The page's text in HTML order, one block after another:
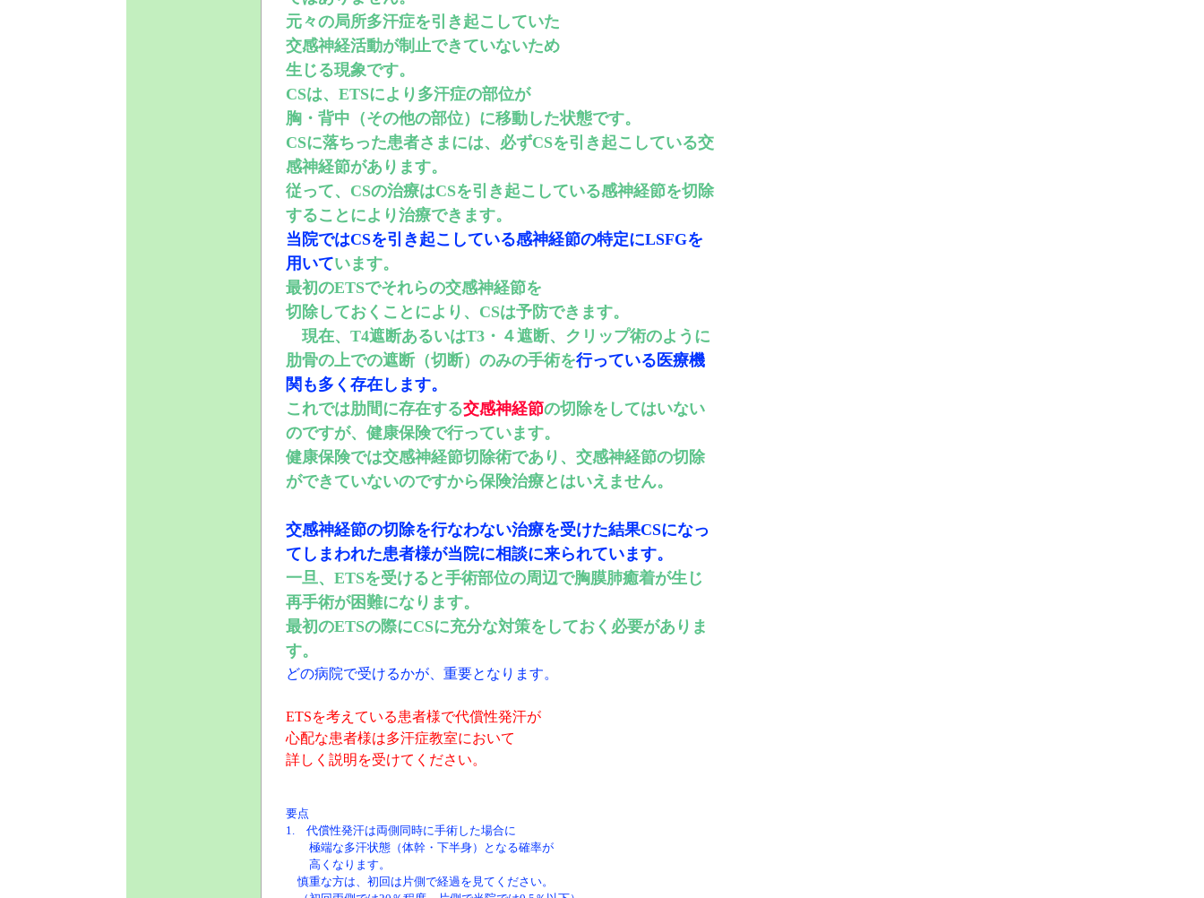
元々の局所多汗症を引き起こしていた
交感神経活動が制止できていないため
生じる現象です。
CSは、ETSにより多汗症の部位が
胸・背中（その他の部位）に移動した状態です。
CSに落ちった患者さまには、必ずCSを引き起こしている交
感神経節があります。
従って、CSの治療はCSを引き起こしている感神経節を切除
することにより治療できます。
当院ではCSを引き起こしている感神経節の特定にLSFGを
用いています。
最初のETSでそれらの交感神経節を
切除しておくことにより、CSは予防できます。
現在、T4遮断あるいはT3・４遮断、クリップ術のように
肋骨の上での遮断（切断）のみの手術を行っている医療機
関も多く存在します。
これでは肋間に存在する交感神経節の切除をしてはいない
のですが、健康保険で行っています。
健康保険では交感神経節切除術であり、交感神経節の切除
ができていないのですから保険治療とはいえません。
交感神経節の切除を行なわない治療を受けた結果CSになっ
てしまわれた患者様が当院に相談に来られています。
一旦、ETSを受けると手術部位の周辺で胸膜肺癒着が生じ
再手術が困難になります。
最初のETSの際にCSに充分な対策をしておく必要がありま
す。
どの病院で受けるかが、重要となります。
ETSを考えている患者様で代償性発汗が
心配な患者様は多汗症教室において
詳しく説明を受けてください。
要点
1. 代償性発汗は両側同時に手術した場合に
極端な多汗状態（体幹・下半身）となる確率が
高くなります。
慎重な方は、初回は片側で経過を見てください。